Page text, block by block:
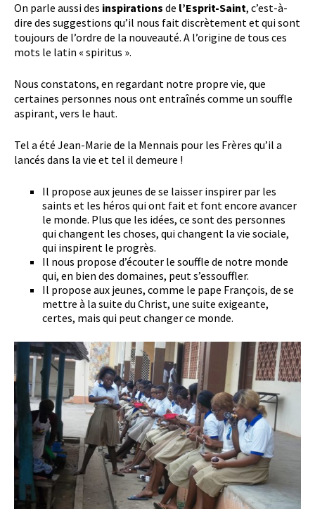
On parle aussi des inspirations de l’Esprit-Saint, c’est-à-
dire des suggestions qu’il nous fait discrètement et qui sont
toujours de l’ordre de la nouveauté. A l’origine de tous ces
mots le latin « spiritus ».
Nous constatons, en regardant notre propre vie, que
certaines personnes nous ont entraînés comme un souffle
aspirant, vers le haut.
Tel a été Jean-Marie de la Mennais pour les Frères qu’il a
lancés dans la vie et tel il demeure !
Il propose aux jeunes de se laisser inspirer par les
saints et les héros qui ont fait et font encore avancer
le monde. Plus que les idées, ce sont des personnes
qui changent les choses, qui changent la vie sociale,
qui inspirent le progrès.
Il nous propose d’écouter le souffle de notre monde
qui, en bien des domaines, peut s’essouffler.
Il propose aux jeunes, comme le pape François, de se
mettre à la suite du Christ, une suite exigeante,
certes, mais qui peut changer ce monde.